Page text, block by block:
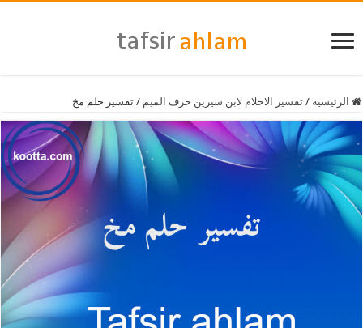
الرئيسية / تفسير الاحلام لابن سيرين حرف الميم / تفسير حلم مخ